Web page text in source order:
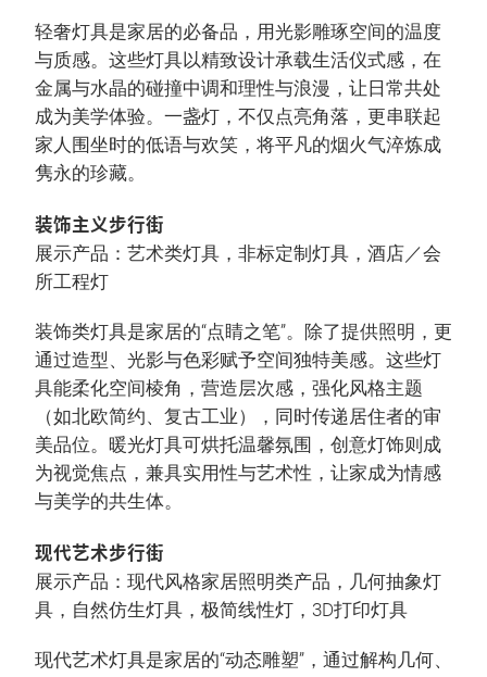
轻奢灯具是家居的必备品，用光影雕琢空间的温度
与质感。这些灯具以精致设计承载生活仪式感，在
金属与水晶的碰撞中调和理性与浪漫，让日常共处
成为美学体验。一盏灯，不仅点亮角落，更串联起
家人围坐时的低语与欢笑，将平凡的烟火气淬炼成
隽永的珍藏。
装饰主义步行街
展示产品：艺术类灯具，非标定制灯具，酒店／会
所工程灯
装饰类灯具是家居的“点睛之笔”。除了提供照明，更
通过造型、光影与色彩赋予空间独特美感。这些灯
具能柔化空间棱角，营造层次感，强化风格主题
（如北欧简约、复古工业），同时传递居住者的审
美品位。暖光灯具可烘托温馨氛围，创意灯饰则成
为视觉焦点，兼具实用性与艺术性，让家成为情感
与美学的共生体。
现代艺术步行街
展示产品：现代风格家居照明类产品，几何抽象灯
具，自然仿生灯具，极简线性灯，3D打印灯具
现代艺术灯具是家居的“动态雕塑”，通过解构几何、